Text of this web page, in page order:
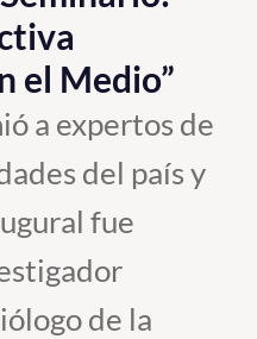
el Medio”
a expertos de
del país y
fue
de la